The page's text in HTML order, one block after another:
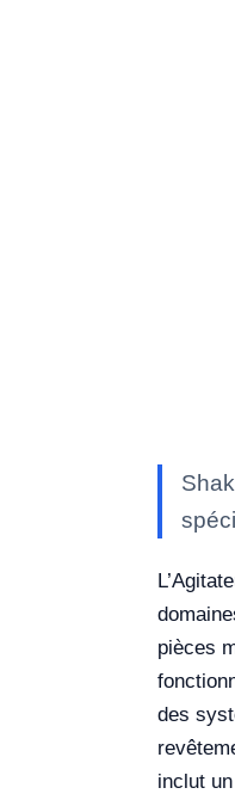
pièces
des
inclut